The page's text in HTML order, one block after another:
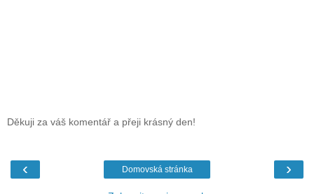
Děkuji za váš komentář a přeji krásný den!
‹ ›
Domovská stránka